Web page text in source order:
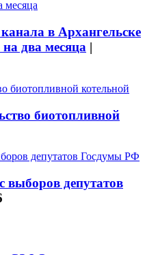
в Архангельске
два месяца |
биотопливной
выборов депутатов